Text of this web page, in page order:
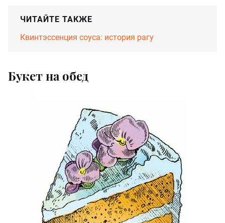
ЧИТАЙТЕ ТАКЖЕ
Квинтэссенция соуса: история рагу
Букет на обед